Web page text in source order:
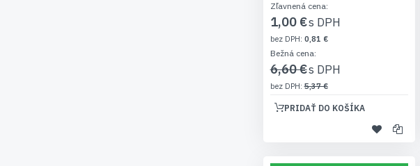
Zľavnená cena
1,00 €
0,81 €
Bežná cena
6,60 €
5,37 €
PRIDAŤ DO KOŠÍKA